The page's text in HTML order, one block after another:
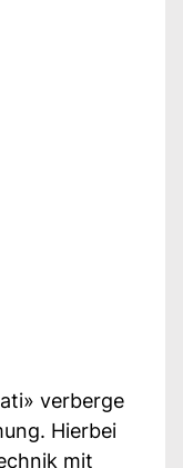
verberge
Hierbei
mit